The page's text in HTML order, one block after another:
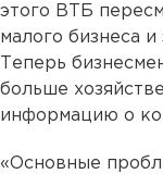
этого ВТБ
малого бизнеса
Теперь
больше
информацию о
«Основные